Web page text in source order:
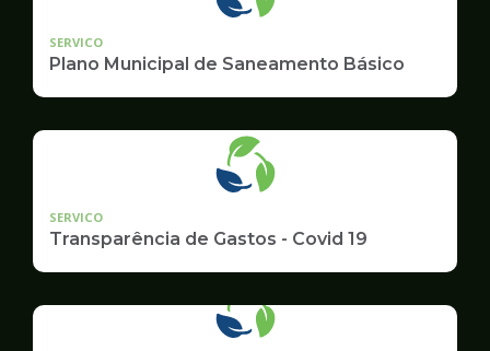
SERVICO
Plano Municipal de Saneamento Básico
SERVICO
Transparência de Gastos - Covid 19